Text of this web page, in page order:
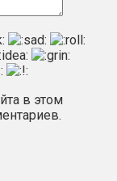
в этом